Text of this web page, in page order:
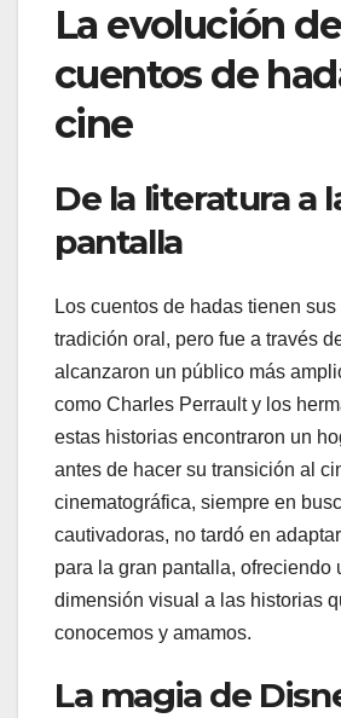
La evolución
cuentos de
cine
De la literatura a
pantalla
Los cuentos de hadas tienen
tradición oral, pero fue a través
alcanzaron un público más
como Charles Perrault y los
estas historias encontraron un
antes de hacer su transición al
cinematográfica, siempre en
cautivadoras, no tardó en
para la gran pantalla, ofreciendo
dimensión visual a las historias
conocemos y amamos.
La magia de